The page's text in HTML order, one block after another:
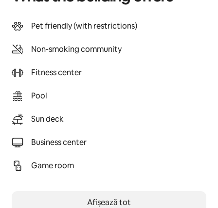
Pet friendly (with restrictions)
Non-smoking community
Fitness center
Pool
Sun deck
Business center
Game room
Afișează tot